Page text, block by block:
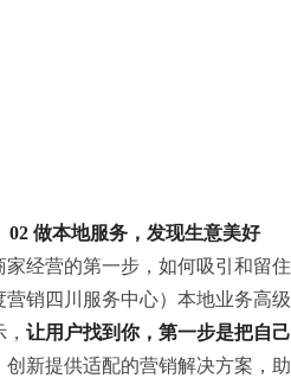
02 做本地服务，发现生意美好
家经营的第一步，如何吸引和留
销四川服务中心）本地业务高
让用户找到你，第一步是把自
新提供适配的营销解决方案，